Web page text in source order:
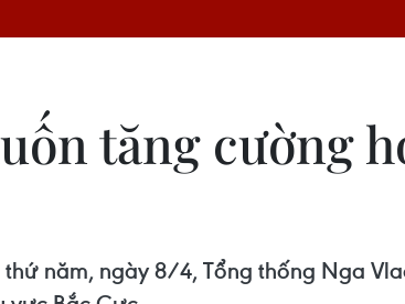
tăng cường
năm, ngày 8/4, Tổng thống Nga